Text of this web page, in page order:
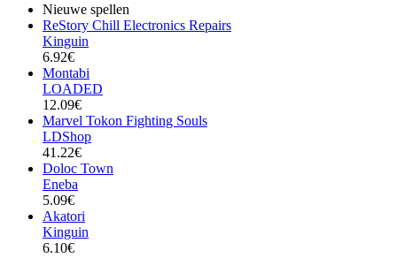
Nieuwe spellen
ReStory Chill Electronics Repairs
Kinguin
6.92€
Montabi
LOADED
12.09€
Marvel Tokon Fighting Souls
LDShop
41.22€
Doloc Town
Eneba
5.09€
Akatori
Kinguin
6.10€